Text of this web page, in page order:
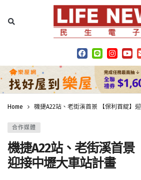
Home 機捷A22站、老街溪首景 【保利首綻】
合作媒體
機捷A22站、老街溪首景
迎接中壢大車站計畫